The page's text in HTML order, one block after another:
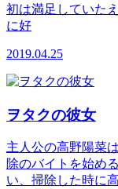
初は満足していた
に好
2019.04.25
ヲタクの彼女
主人公の高野陽菜
除のバイトを始め
い、掃除した時に